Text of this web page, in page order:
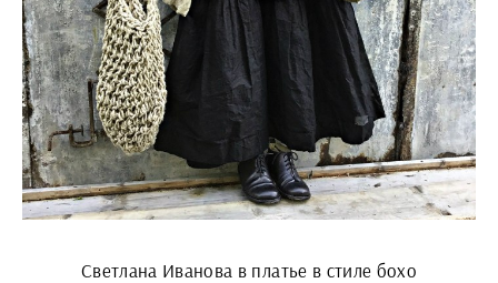
Светлана Иванова в платье в стиле бохо